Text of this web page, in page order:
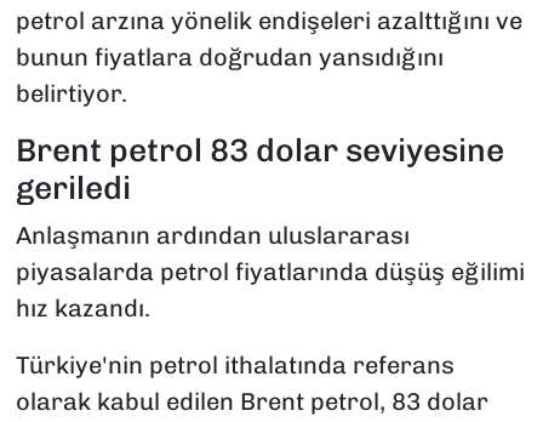
petrol arzına yönelik endişeleri azalttığını ve
bunun fiyatlara doğrudan yansıdığını
belirtiyor.
Brent petrol 83 dolar seviyesine
geriledi
Anlaşmanın ardından uluslararası
piyasalarda petrol fiyatlarında düşüş eğilimi
hız kazandı.
Türkiye'nin petrol ithalatında referans
olarak kabul edilen Brent petrol, 83 dolar